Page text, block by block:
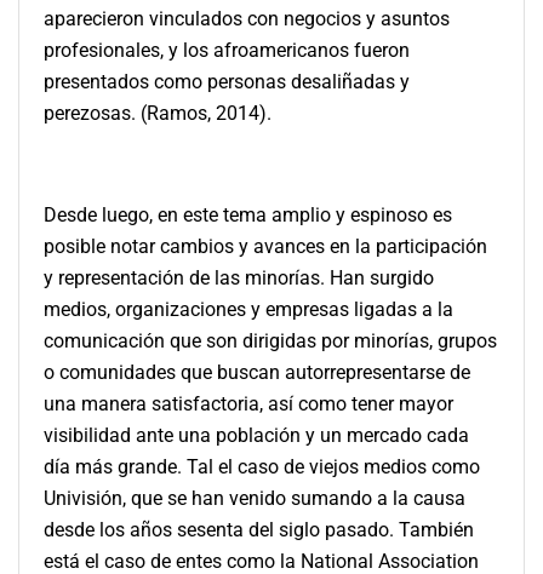
aparecieron vinculados con negocios y asuntos
profesionales, y los afroamericanos fueron
presentados como personas desaliñadas y
perezosas. (Ramos, 2014).
Desde luego, en este tema amplio y espinoso es
posible notar cambios y avances en la participación
y representación de las minorías. Han surgido
medios, organizaciones y empresas ligadas a la
comunicación que son dirigidas por minorías, grupos
o comunidades que buscan autorrepresentarse de
una manera satisfactoria, así como tener mayor
visibilidad ante una población y un mercado cada
día más grande. Tal el caso de viejos medios como
Univisión, que se han venido sumando a la causa
desde los años sesenta del siglo pasado. También
está el caso de entes como la National Association